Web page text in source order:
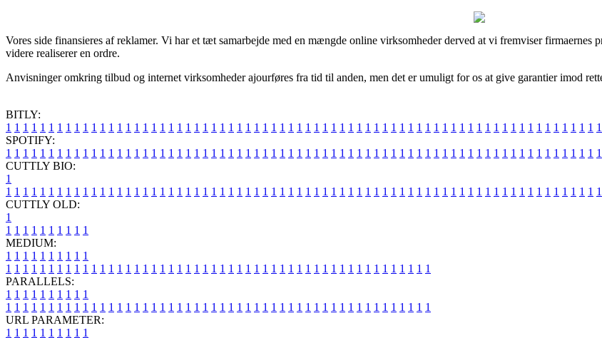
Vores side finansieres af reklamer. Vi har et tæt samarbejde med en mængde online virksomheder derved at vi fremviser
videre realiserer en ordre.
Anvisninger omkring tilbud og internet virksomheder ajourføres fra tid til anden, men det er umuligt for os at give garantier imod
BITLY:
1 1 1 1 1 1 1 1 1 1 1 1 1 1 1 1 1 1 1 1 1 1 1 1 1 1 1 1 1 1 1 1 1 1 1 1 1 1 1 1 1 1 1 1 1 1 1 1 1 1 1 1 1 1 1 1 1 1 1 1 1 1 1 1 1 1 1 1 1 1
SPOTIFY:
1 1 1 1 1 1 1 1 1 1 1 1 1 1 1 1 1 1 1 1 1 1 1 1 1 1 1 1 1 1 1 1 1 1 1 1 1 1 1 1 1 1 1 1 1 1 1 1 1 1 1 1 1 1 1 1 1 1 1 1 1 1 1 1 1 1 1 1 1 1
CUTTLY BIO:
1
1 1 1 1 1 1 1 1 1 1 1 1 1 1 1 1 1 1 1 1 1 1 1 1 1 1 1 1 1 1 1 1 1 1 1 1 1 1 1 1 1 1 1 1 1 1 1 1 1 1 1 1 1 1 1 1 1 1 1 1 1 1 1 1 1 1 1 1 1 1
CUTTLY OLD:
1
1 1 1 1 1 1 1 1 1 1
MEDIUM:
1 1 1 1 1 1 1 1 1 1
1 1 1 1 1 1 1 1 1 1 1 1 1 1 1 1 1 1 1 1 1 1 1 1 1 1 1 1 1 1 1 1 1 1 1 1 1 1 1 1 1 1 1 1 1 1 1 1 1 1
PARALLELS:
1 1 1 1 1 1 1 1 1 1
1 1 1 1 1 1 1 1 1 1 1 1 1 1 1 1 1 1 1 1 1 1 1 1 1 1 1 1 1 1 1 1 1 1 1 1 1 1 1 1 1 1 1 1 1 1 1 1 1 1
URL PARAMETER:
1 1 1 1 1 1 1 1 1 1